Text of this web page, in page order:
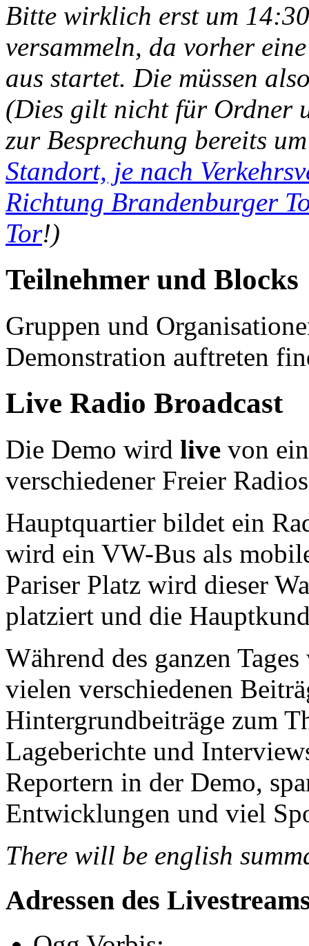
Bitte wirklich erst um
versammeln, da vorher
aus startet. Die müssen
(Dies gilt nicht für Ordner
zur Besprechung bereits
Standort, je nach
Richtung Brandenburger
Tor!)
Teilnehmer und Blocks
Gruppen und
Demonstration auftreten
Live Radio Broadcast
Die Demo wird live von
verschiedener Freier
Hauptquartier bildet ein
wird ein VW-Bus als
Pariser Platz wird dieser
platziert und die
Während des ganzen
vielen verschiedenen
Hintergrundbeiträge zum
Lageberichte und
Reportern in der Demo,
Entwicklungen und viel
There will be english
Adressen des